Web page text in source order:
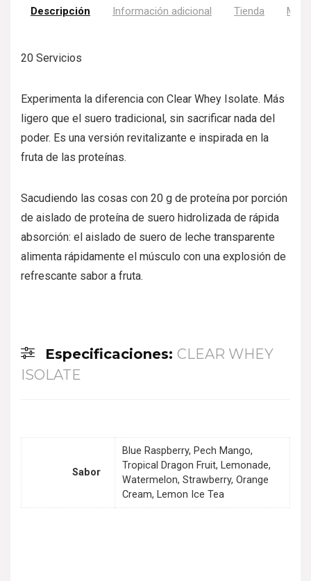
Descripción Información adicional Tienda Más
20 Servicios
Experimenta la diferencia con Clear Whey Isolate. Más
ligero que el suero tradicional, sin sacrificar nada del
poder. Es una versión revitalizante e inspirada en la
fruta de las proteínas.
Sacudiendo las cosas con 20 g de proteína por porción
de aislado de proteína de suero hidrolizada de rápida
absorción: el aislado de suero de leche transparente
alimenta rápidamente el músculo con una explosión de
refrescante sabor a fruta.
Especificaciones: CLEAR WHEY
ISOLATE
Sabor
Blue Raspberry, Pech Mango,
Tropical Dragon Fruit, Lemonade,
Watermelon, Strawberry, Orange
Cream, Lemon Ice Tea